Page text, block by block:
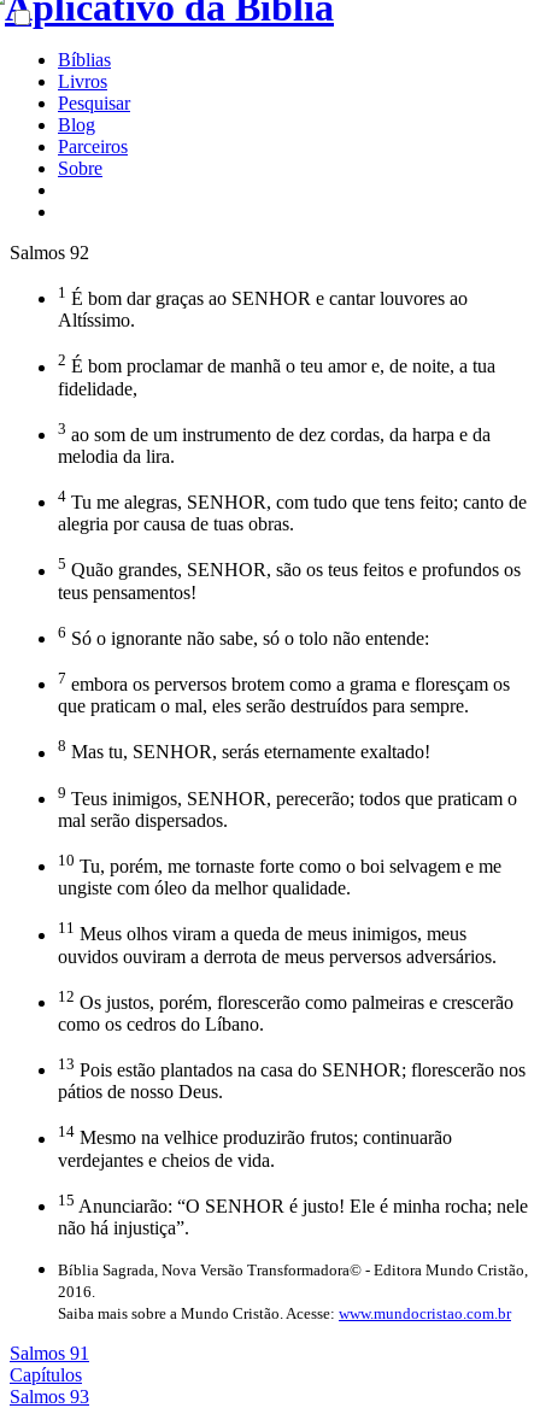
Bíblias
Livros
Pesquisar
Blog
Parceiros
Sobre
Salmos 92
1 É bom dar graças ao SENHOR e cantar louvores ao
Altíssimo.
2 É bom proclamar de manhã o teu amor e, de noite, a tua
fidelidade,
3 ao som de um instrumento de dez cordas, da harpa e da
melodia da lira.
4 Tu me alegras, SENHOR, com tudo que tens feito; canto de
alegria por causa de tuas obras.
5 Quão grandes, SENHOR, são os teus feitos e profundos os
teus pensamentos!
6 Só o ignorante não sabe, só o tolo não entende:
7 embora os perversos brotem como a grama e floresçam os
que praticam o mal, eles serão destruídos para sempre.
8 Mas tu, SENHOR, serás eternamente exaltado!
9 Teus inimigos, SENHOR, perecerão; todos que praticam o
mal serão dispersados.
10 Tu, porém, me tornaste forte como o boi selvagem e me
ungiste com óleo da melhor qualidade.
11 Meus olhos viram a queda de meus inimigos, meus
ouvidos ouviram a derrota de meus perversos adversários.
12 Os justos, porém, florescerão como palmeiras e crescerão
como os cedros do Líbano.
13 Pois estão plantados na casa do SENHOR; florescerão nos
pátios de nosso Deus.
14 Mesmo na velhice produzirão frutos; continuarão
verdejantes e cheios de vida.
15 Anunciarão: “O SENHOR é justo! Ele é minha rocha; nele
não há injustiça”.
Bíblia Sagrada, Nova Versão Transformadora© - Editora Mundo Cristão,
2016.
Saiba mais sobre a Mundo Cristão. Acesse: www.mundocristao.com.br
Salmos 91
Capítulos
Salmos 93